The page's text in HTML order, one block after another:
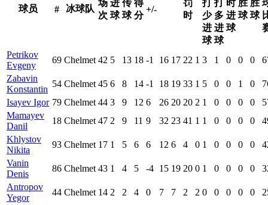
球员 # 冰球队
场
次
进
球
传
球
得
分
+/-
罚
时
打
少
进
球
打
多
进
球
时
进
球
胜
球
胜
球
Petrikov
Evgeny
69 Chelmet 42 5 13 18 -1 16 17 22 1 3 1 0 0 0
Zabavin
Konstantin
54 Chelmet 45 6 8 14 -1 18 19 33 1 5 0 0 1 0
Isayev Igor 79 Chelmet 44 3 9 12 6 26 20 20 2 1 0 0 0 0
Mamayev
Danil
18 Chelmet 47 2 9 11 9 32 23 41 1 1 0 0 0 0
Khlystov
Nikita
93 Chelmet 17 1 5 6 6 12 6 4 0 1 0 0 0 0
Vanin
Denis
86 Chelmet 43 1 4 5 -4 15 19 20 0 1 0 0 0 0
Antropov
Yegor
44 Chelmet 14 2 2 4 0 7 7 2 2 0 0 0 0 0